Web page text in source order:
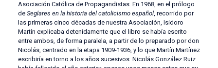
Asociación Católica de Propagandistas. En 1968, en el prólogo
de Seglares en la historia del catolicismo español, recorrido por
las primeras cinco décadas de nuestra Asociación, Isidoro
Martín explicaba detenidamente que el libro se había escrito
entre ambos, de forma paralela, a partir de lo preparado por don
Nicolás, centrado en la etapa 1909-1936, y lo que Martín Martínez
escribiría en torno a los años sucesivos. Nicolás González Ruiz